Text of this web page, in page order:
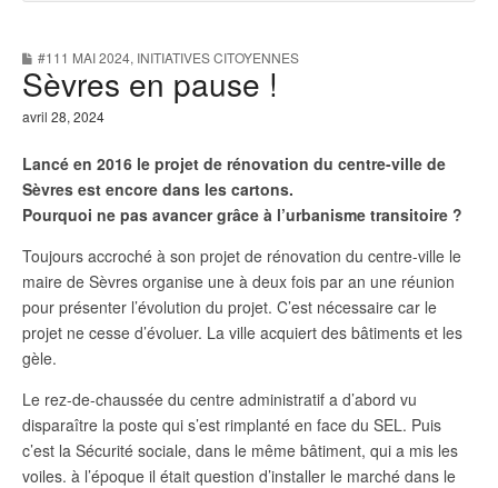
#111 MAI 2024, INITIATIVES CITOYENNES
Sèvres en pause !
avril 28, 2024
Lancé en 2016 le projet de rénovation du centre-ville de
Sèvres est encore dans les cartons.
Pourquoi ne pas avancer grâce à l’urbanisme transitoire ?
Toujours accroché à son projet de rénovation du centre-ville le
maire de Sèvres organise une à deux fois par an une réunion
pour présenter l’évolution du projet. C’est nécessaire car le
projet ne cesse d’évoluer. La ville acquiert des bâtiments et les
gèle.
Le rez-de-chaussée du centre administratif a d’abord vu
disparaître la poste qui s’est rimplanté en face du SEL. Puis
c’est la Sécurité sociale, dans le même bâtiment, qui a mis les
voiles. à l’époque il était question d’installer le marché dans le